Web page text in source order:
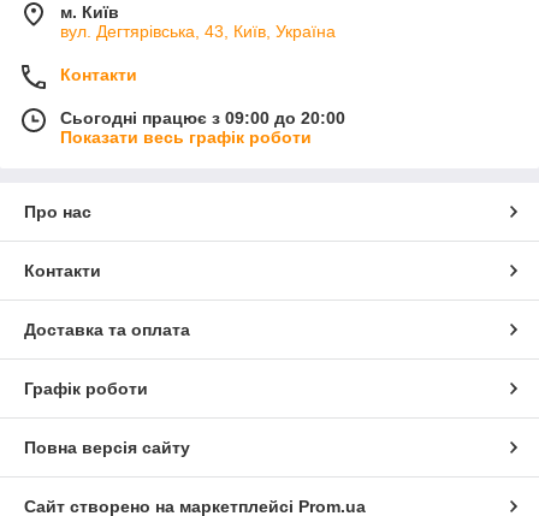
м. Київ
вул. Дегтярівська, 43, Київ, Україна
Контакти
Сьогодні працює з 09:00 до 20:00
Показати весь графік роботи
Про нас
Контакти
Доставка та оплата
Графік роботи
Повна версія сайту
Сайт створено на маркетплейсі Prom.ua